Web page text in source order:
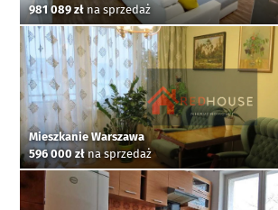
981 089 złna sprzedaż
Mieszkanie Warszawa
596 000 złna sprzedaż